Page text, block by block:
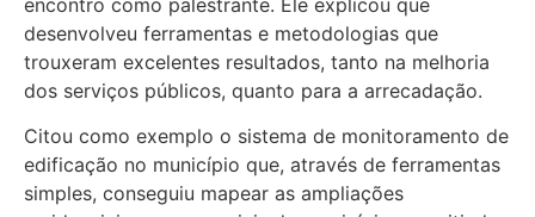
desenvolveu ferramentas e metodologias que
trouxeram excelentes resultados, tanto na melhoria
dos serviços públicos, quanto para a arrecadação.
Citou como exemplo o sistema de monitoramento de
edificação no município que, através de ferramentas
simples, conseguiu mapear as ampliações